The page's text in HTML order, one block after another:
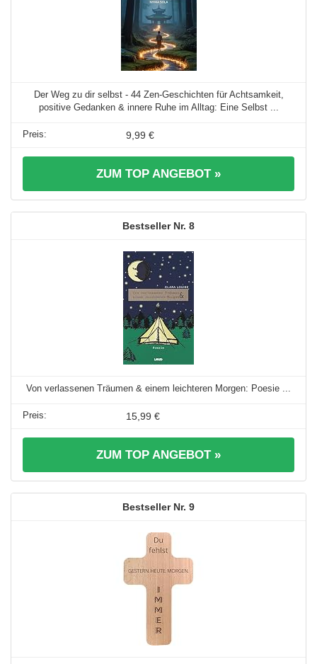
Der Weg zu dir selbst - 44 Zen-Geschichten für Achtsamkeit,
positive Gedanken & innere Ruhe im Alltag: Eine Selbst ...
9,99 €
ZUM TOP ANGEBOT »
8
Von verlassenen Träumen & einem leichteren Morgen: Poesie ...
15,99 €
ZUM TOP ANGEBOT »
9